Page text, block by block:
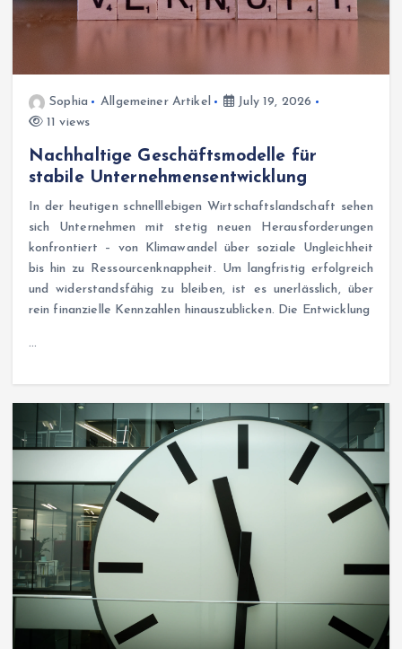
Sophia Allgemeiner Artikel
July 19, 2026
11 views
Nachhaltige Geschäftsmodelle für
stabile Unternehmensentwicklung
In der heutigen schnelllebigen Wirtschaftslandschaft sehen
sich Unternehmen mit stetig neuen Herausforderungen
konfrontiert – von Klimawandel über soziale Ungleichheit
bis hin zu Ressourcenknappheit. Um langfristig erfolgreich
und widerstandsfähig zu bleiben, ist es unerlässlich, über
rein finanzielle Kennzahlen hinauszublicken. Die Entwicklung
…